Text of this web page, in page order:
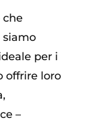
che
per i
offrire loro
–